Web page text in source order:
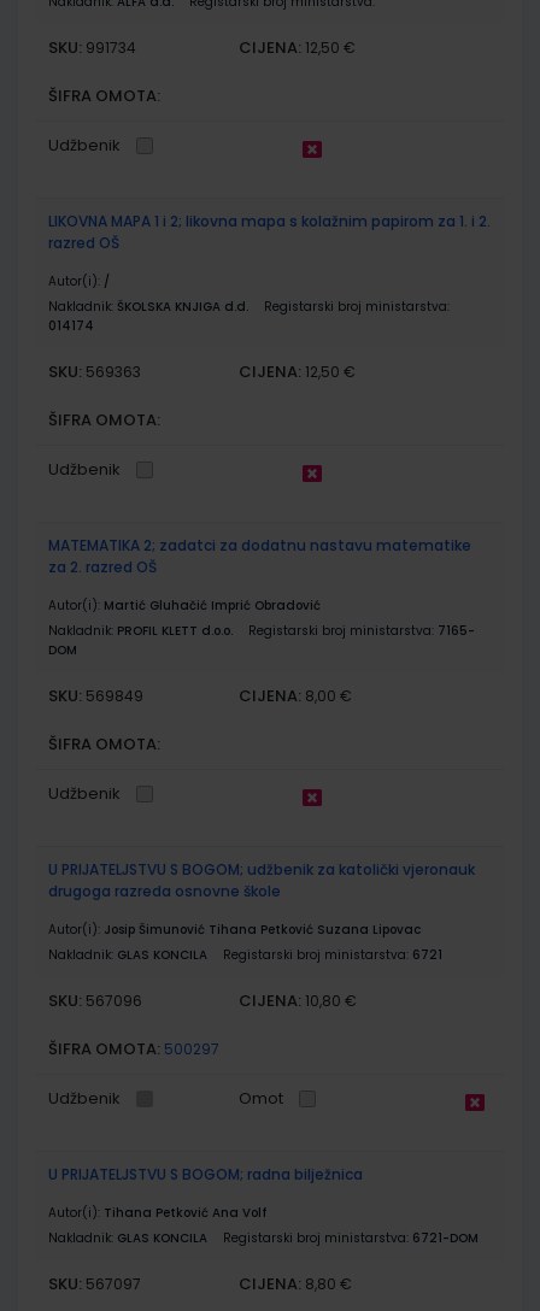
SKU: 991734 CIJENA: 12,50 €
ŠIFRA OMOTA:
Udžbenik
LIKOVNA MAPA 1 i 2; likovna mapa s kolažnim papirom za 1. i 2.
razred OŠ
Autor(i): /
Nakladnik: ŠKOLSKA KNJIGA d.d.
Registarski broj ministarstva:
014174
SKU: 569363 CIJENA: 12,50 €
ŠIFRA OMOTA:
Udžbenik
MATEMATIKA 2; zadatci za dodatnu nastavu matematike
za 2. razred OŠ
Autor(i): Martić Gluhačić Imprić Obradović
Nakladnik: PROFIL KLETT d.o.o. Registarski broj ministarstva: 7165-
DOM
SKU: 569849 CIJENA: 8,00 €
ŠIFRA OMOTA:
Udžbenik
U PRIJATELJSTVU S BOGOM; udžbenik za katolički vjeronauk
drugoga razreda osnovne škole
Autor(i): Josip Šimunović Tihana Petković Suzana Lipovac
Nakladnik: GLAS KONCILA Registarski broj ministarstva: 6721
SKU: 567096 CIJENA: 10,80 €
ŠIFRA OMOTA: 500297
Udžbenik Omot
U PRIJATELJSTVU S BOGOM; radna bilježnica
Autor(i): Tihana Petković Ana Volf
Nakladnik: GLAS KONCILA Registarski broj ministarstva: 6721-DOM
SKU: 567097 CIJENA: 8,80 €